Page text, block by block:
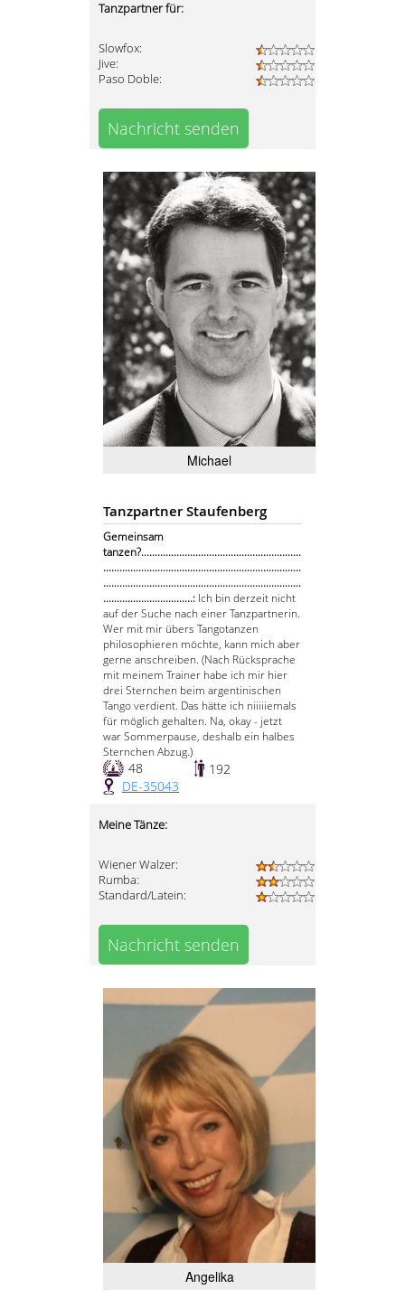
Tanzpartner für:
Slowfox:
Jive:
Paso Doble:
Nachricht senden
Michael
Tanzpartner Staufenberg
Gemeinsam
tanzen?...........................................................
.........................................................................
.........................................................................
.................................: Ich bin derzeit nicht
auf der Suche nach einer Tanzpartnerin.
Wer mit mir übers Tangotanzen
philosophieren möchte, kann mich aber
gerne anschreiben. (Nach Rücksprache
mit meinem Trainer habe ich mir hier
drei Sternchen beim argentinischen
Tango verdient. Das hätte ich niiiiiemals
für möglich gehalten. Na, okay - jetzt
war Sommerpause, deshalb ein halbes
Sternchen Abzug.)
48
192
DE-35043
Meine Tänze:
Wiener Walzer:
Rumba:
Standard/Latein:
Nachricht senden
Angelika